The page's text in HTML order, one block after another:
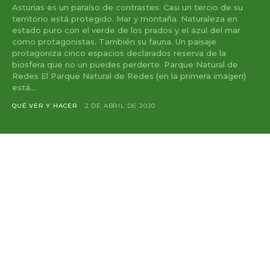
Asturias es un paraíso de contrastes. Casi un tercio de su
territorio está protegido. Mar y montaña. Naturaleza en
estado puro con el verde de los prados y el azul del mar
como protagonistas. También su fauna. Un paisaje
protagoniza cinco espacios declarados reserva de la
biosfera que no un puedes perderte. Parque Natural de
Redes El Parque Natural de Redes (en la primera imagen)
está...
QUÉ VER Y HACER 2 DE ABRIL DE 2020